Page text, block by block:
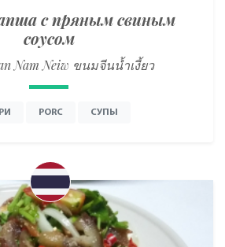
с пряным свиным
соусом
Nam Neiw ขนมจีนน้ำเงี้ยว
PORC СУПЫ